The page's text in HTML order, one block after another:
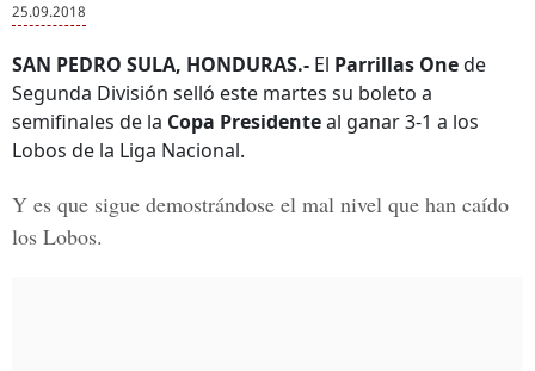
25.09.2018
SAN PEDRO SULA, HONDURAS.- El Parrillas Onede
Segunda División selló este martes su boleto a
semifinales de la Copa Presidenteal ganar 3-1 a los
Lobos de la Liga Nacional.
Y es que sigue demostrándose el mal nivel que han caído
los Lobos.